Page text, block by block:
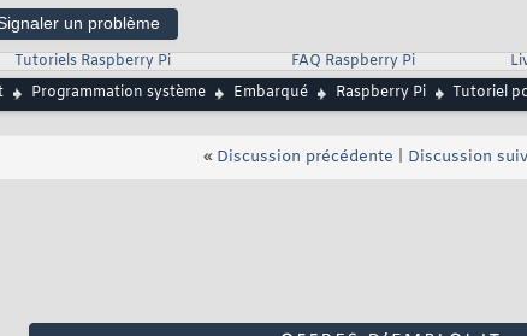
un problème
Tutoriels Raspberry Pi FAQ Raspberry Pi
Programmation système Embarqué Raspberry Pi Tutoriel
« Discussion précédente Discussion